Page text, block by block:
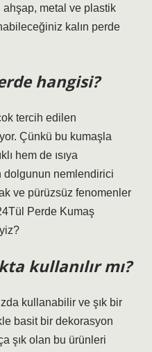
metal ve plastik
kalın perde
hangisi?
tercih edilen
Çünkü bu kumaşla
hem de ısıya
dolgunun nemlendirici
ve pürüzsüz fenomenler
Perde Kumaş
kullanılır mı?
kullanabilir ve şık bir
basit bir dekorasyon
şık olan bu ürünleri